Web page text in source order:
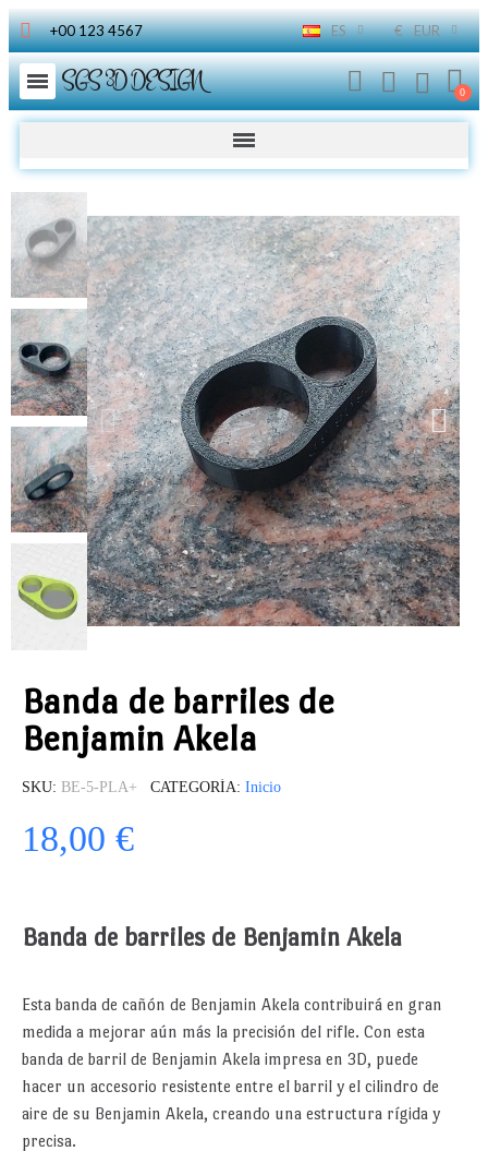
+00 123 4567 ES € EUR
SGS 3D DESIGN
Banda de barriles de
Benjamin Akela
SKU BE-5-PLA+ CATEGORÍA Inicio
18,00 €
Banda de barriles de Benjamin Akela
Esta banda de cañón de Benjamin Akela contribuirá en gran
medida a mejorar aún más la precisión del rifle. Con esta
banda de barril de Benjamin Akela impresa en 3D, puede
hacer un accesorio resistente entre el barril y el cilindro de
aire de su Benjamin Akela, creando una estructura rígida y
precisa.